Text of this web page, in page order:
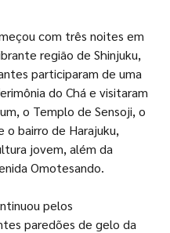
com três noites em
região de Shinjuku,
participaram de uma
do Chá e visitaram
o Templo de Sensoji, o
o bairro de Harajuku,
jovem, além da
Omotesando.
pelos
paredões de gelo da